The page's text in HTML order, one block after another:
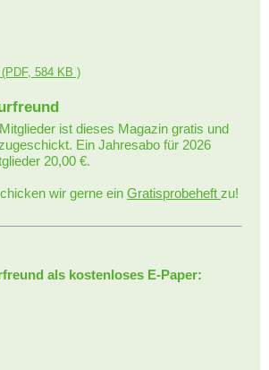
(PDF, 584 KB )
ist dieses Magazin gratis und
Ein Jahresabo für 2026
20,00 €.
wir gerne ein Gratisprobeheft zu!
als kostenloses E-Paper: